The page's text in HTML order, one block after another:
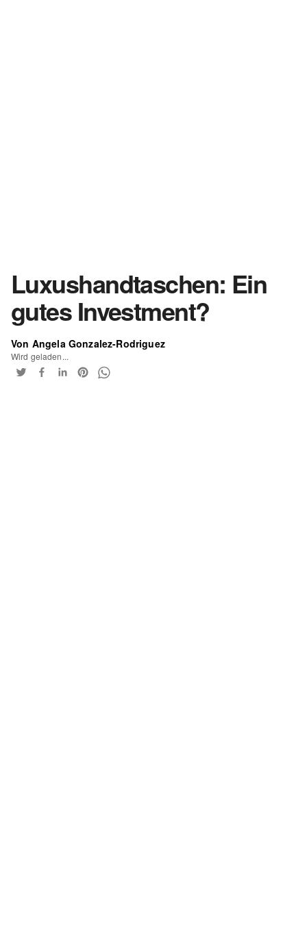
Luxushandtaschen: Ein
gutes Investment?
Von Angela Gonzalez-Rodriguez
Wird geladen...